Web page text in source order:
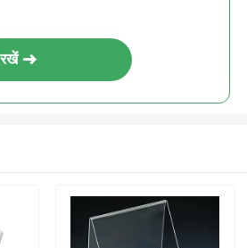
रखें